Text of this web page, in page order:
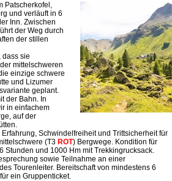
Patscherkofel,
und verläuft in 6
Inn. Zwischen
der Weg durch
der stillen
dass sie
mittelschweren
einzige schwere
und Lizumer
geplant.
der Bahn. In
in einfachem
auf der
Erfahrung, Schwindelfreiheit und Trittsicherheit für
(T3 ROT) Bergwege. Kondition für
Stunden und 1000 Hm mit Trekkingrucksack.
sowie Teilnahme an einer
Tourenleiter. Bereitschaft von mindestens 6
ein Gruppenticket.